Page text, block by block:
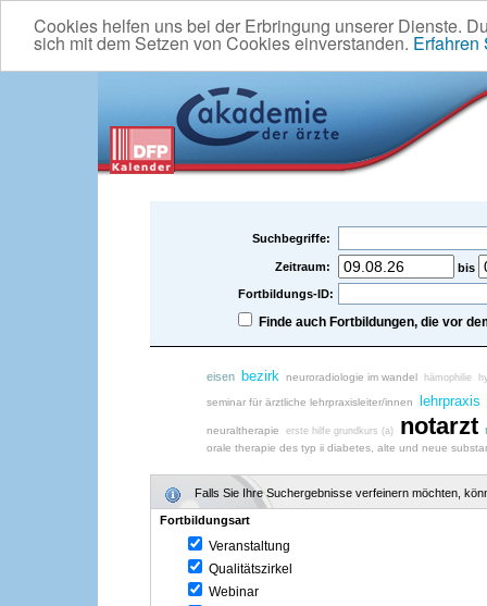
Cookies helfen uns bei der Erbringung unserer Dienste.
sich mit dem Setzen von Cookies einverstanden. Erfahren
Suchbegriffe:
Zeitraum:
bis
Fortbildungs-ID:
Finde auch Fortbildungen, die vor
eisen bezirk neuroradiologie im wandel hämophilie
seminar für ärztliche lehrpraxisleiter/innen lehrpraxis
neuraltherapie erste hilfe grundkurs (a) notarzt
orale therapie des typ ii diabetes, alte und neue
Falls Sie Ihre Suchergebnisse verfeinern möchten,
Fortbildungsart
Veranstaltung
Qualitätszirkel
Webinar